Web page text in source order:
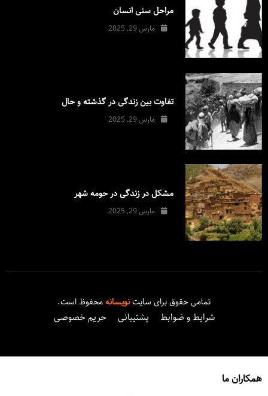
مراحل سنی انسان
مارس 29, 2025
تفاوت بین زندگی در گذشته و حال
مارس 29, 2025
مشکل در زندگی در حومه شهر
مارس 29, 2025
تمامی حقوق برای سایتنویسانهمحفوظ است.
شرایط و ضوابط پشتیبانی حریم خصوصی
همکاران ما